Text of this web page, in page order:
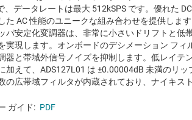
、データレートは最大 512kSPS です。優れた
た AC 性能のユニークな組み合わせを提供しま
パ安定化変調器は、非常に小さいドリフトと低
実現します。オンボードのデシメーション フィ
器と帯域外信号ノイズを抑制します。低レイテ
加えて、ADS127L01 は ±0.00004dB 未満のリッ
の広帯域フィルタが内蔵されており、ナイキス
ガイド: PDF